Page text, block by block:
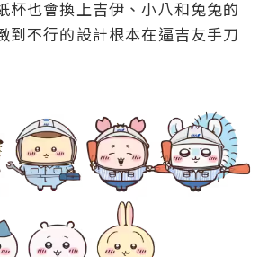
杯也會換上吉伊、小八和兔兔的
到不行的設計根本在逼吉友手刀